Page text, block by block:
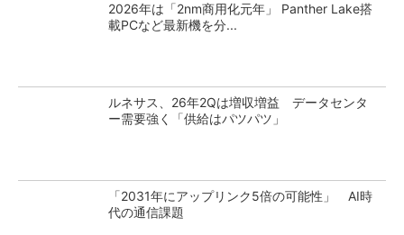
2026年は「2nm商用化元年」 Panther Lake搭
載PCなど最新機を分...
ルネサス、26年2Qは増収増益 データセンタ
ー需要強く「供給はパツパツ」
「2031年にアップリンク5倍の可能性」 AI時
代の通信課題